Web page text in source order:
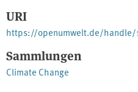
URI
https://openumwelt.de/handle/
Sammlungen
Climate Change